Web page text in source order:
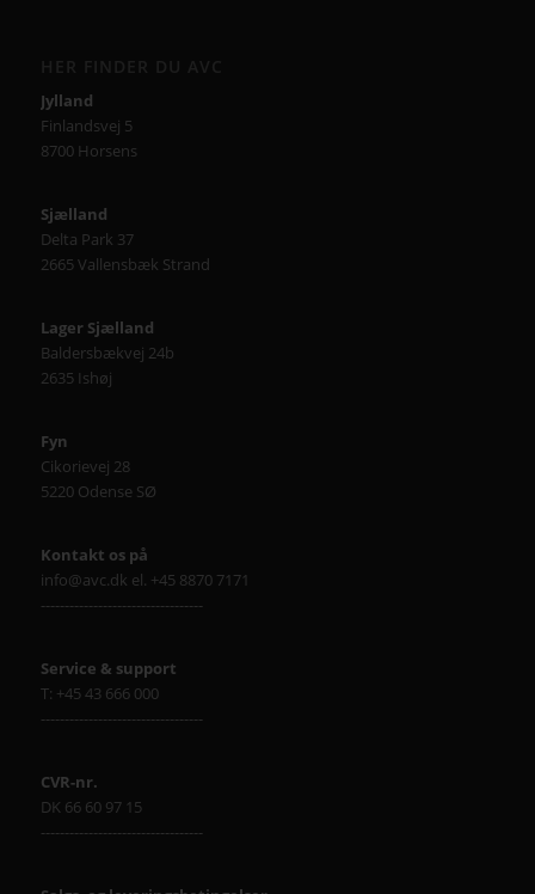
Jylland
Finlandsvej 5
8700 Horsens
Sjælland
Delta Park 37
2665 Vallensbæk Strand
Lager Sjælland
Baldersbækvej 24b
2635 Ishøj
Fyn
Cikorievej 28
5220 Odense SØ
Kontakt os på
info@avc.dk el. +45 8870 7171
----------------------------------
Service & support
T: +45 43 666 000
----------------------------------
CVR-nr.
DK 66 60 97 15
----------------------------------